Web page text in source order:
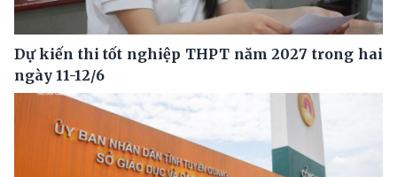
Dự kiến thi tốt nghiệp THPT năm 2027 trong hai
ngày 11-12/6